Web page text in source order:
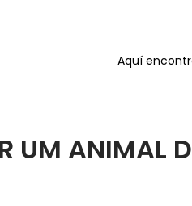
Aquí
UM ANIMAL